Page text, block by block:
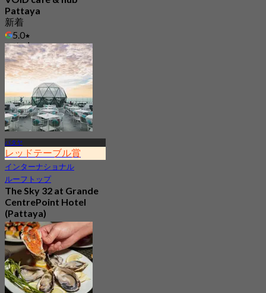
Pattaya
新着
5.0
から฿ 230
パタヤ
レッドテーブル賞
インターナショナル
ルーフトップ
The Sky 32 at Grande
CentrePoint Hotel
(Pattaya)
4.9
11.7K 予約済み
から฿ 980